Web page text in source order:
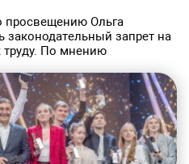
просвещению Ольга
законодательный запрет на
труду. По мнению